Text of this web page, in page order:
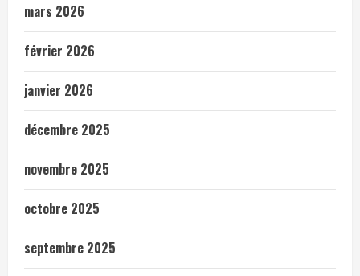
mars 2026
février 2026
janvier 2026
décembre 2025
novembre 2025
octobre 2025
septembre 2025